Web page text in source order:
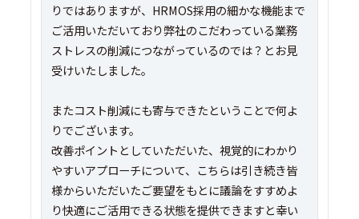
りではありますが、HRMOS採用の細かな機能まで
ご活用いただいており弊社のこだわっている業務
ストレスの削減につながっているのでは？とお見
受けいたしました。
またコスト削減にも寄与できたということで何よ
りでございます。
改善ポイントとしていただいた、視覚的にわかり
やすいアプローチについて、こちらは引き続き皆
様からいただいたご要望をもとに議論をすすめよ
り快適にご活用できる状態を提供できますと幸い